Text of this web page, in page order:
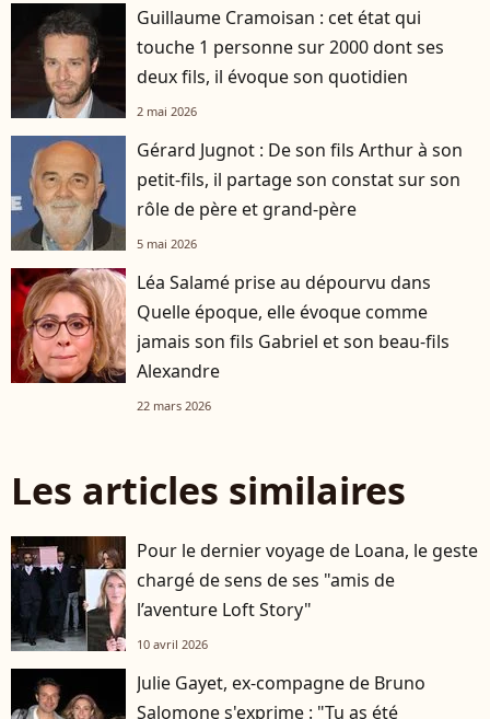
Guillaume Cramoisan : cet état qui
touche 1 personne sur 2000 dont ses
deux fils, il évoque son quotidien
2 mai 2026
Gérard Jugnot : De son fils Arthur à son
petit-fils, il partage son constat sur son
rôle de père et grand-père
5 mai 2026
Léa Salamé prise au dépourvu dans
Quelle époque, elle évoque comme
jamais son fils Gabriel et son beau-fils
Alexandre
22 mars 2026
Les articles similaires
Pour le dernier voyage de Loana, le geste
chargé de sens de ses "amis de
l’aventure Loft Story"
10 avril 2026
Julie Gayet, ex-compagne de Bruno
Salomone s'exprime : "Tu as été